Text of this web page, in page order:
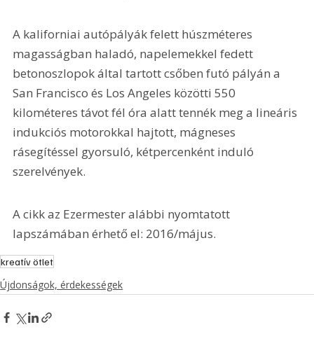
A kaliforniai autópályák felett húszméteres
magasságban haladó, napelemekkel fedett
betonoszlopok által tartott csőben futó pályán a
San Francisco és Los Angeles közötti 550
kilométeres távot fél óra alatt tennék meg a lineáris
indukciós motorokkal hajtott, mágneses
rásegítéssel gyorsuló, kétpercenként induló
szerelvények.
A cikk az Ezermester alábbi nyomtatott
lapszámában érhető el: 2016/május.
kreatív ötlet
Újdonságok, érdekességek